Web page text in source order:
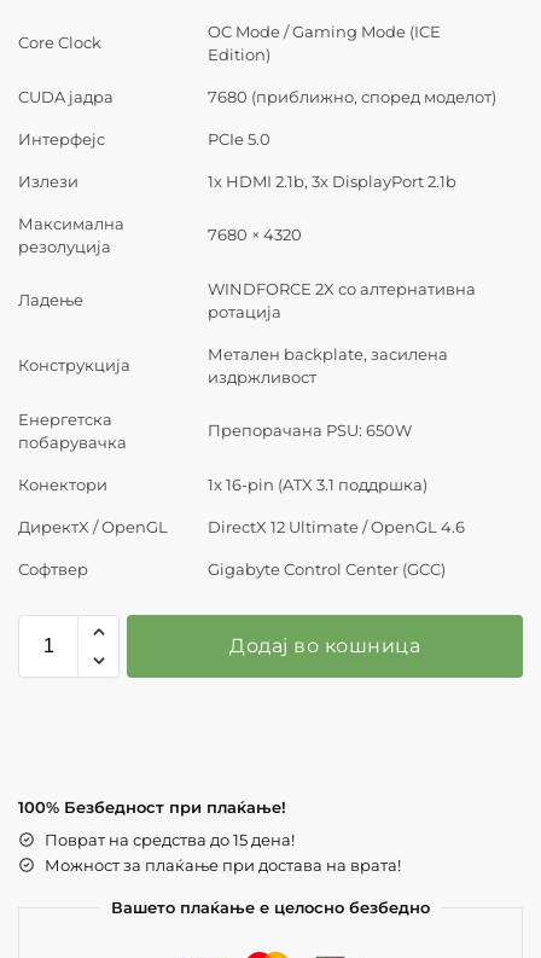
Core Clock
OC Mode / Gaming Mode (ICE
Edition)
CUDA јадра 7680 (приближно, според моделот)
Интерфејс PCIe 5.0
Излези 1x HDMI 2.1b, 3x DisplayPort 2.1b
Максимална
резолуција
7680 × 4320
Ладење
WINDFORCE 2X со алтернативна
ротација
Конструкција
Метален backplate, засилена
издржливост
Енергетска
побарувачка
Препорачана PSU: 650W
Конектори 1x 16-pin (ATX 3.1 поддршка)
ДиректX / OpenGL DirectX 12 Ultimate / OpenGL 4.6
Софтвер Gigabyte Control Center (GCC)
Додај во кошница
100% Безбедност при плаќање!
Поврат на средства до 15 дена!
Можност за плаќање при достава на врата!
Вашето плаќање е целосно безбедно